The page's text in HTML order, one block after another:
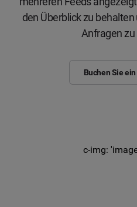
den Überblick zu
Anfragen
Buchen Sie
c-img: